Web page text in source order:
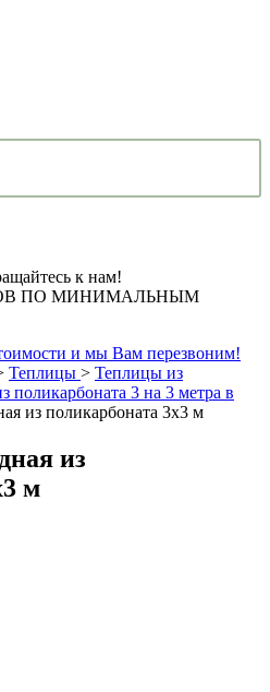
к нам!
ПО МИНИМАЛЬНЫМ
и мы Вам перезвоним!
Теплицы > Теплицы из
поликарбоната 3 на 3 метра в
из поликарбоната 3х3 м
из
м